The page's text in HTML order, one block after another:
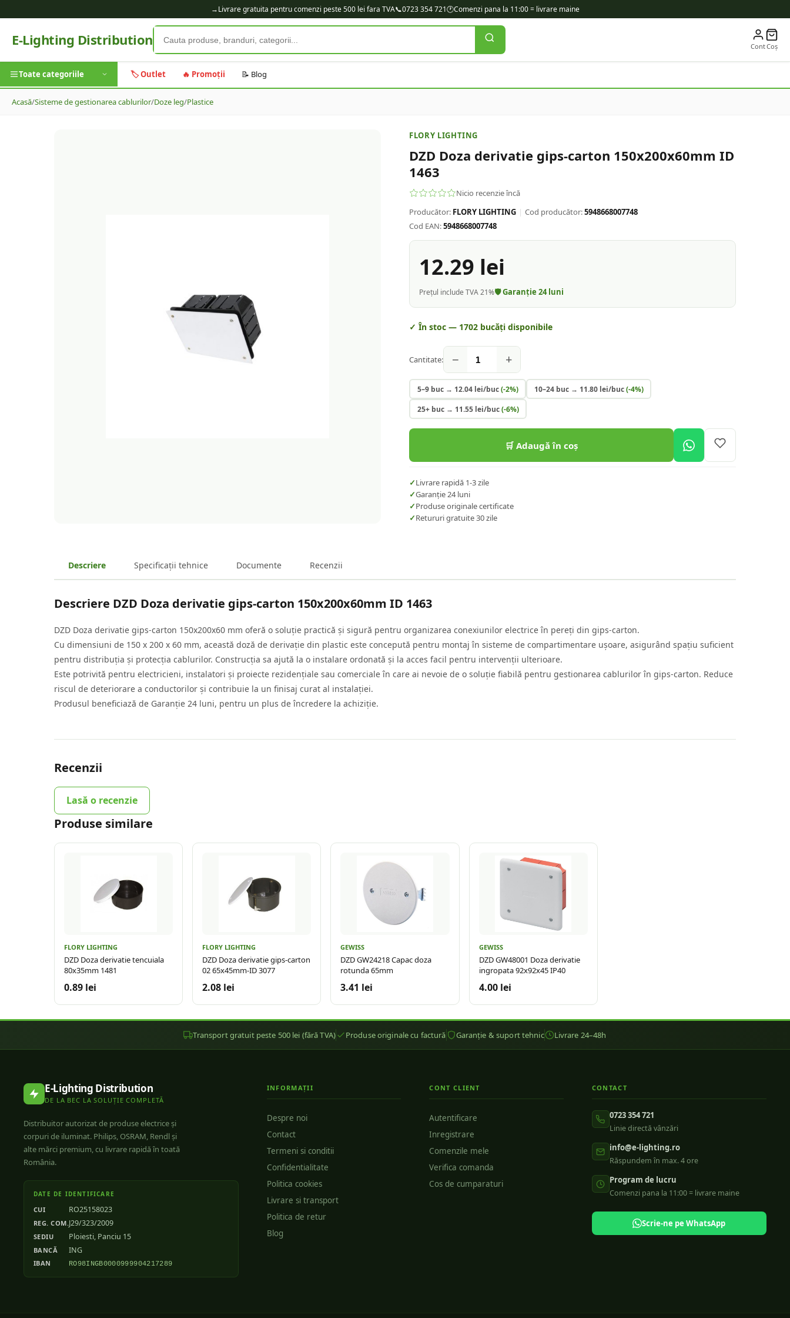
→Livrare gratuita pentru comenzi peste 500 lei fara TVA📞0723 354 721🕐Comenzi pana la 11:00 = livrare maine
E-Lighting Distribution ContCoș
Toate categoriile 🏷️ Outlet 🔥 Promoții 📝 Blog
Acasă/Sisteme de gestionarea cablurilor/Doze leg/Plastice
FLORY LIGHTING
DZD Doza derivatie gips-carton 150x200x60mm ID
1463
Nicio recenzie încă
Producător: FLORY LIGHTING | Cod producător:5948668007748
Cod EAN:5948668007748
12.29 lei
Prețul include TVA 21%🛡️ Garanție 24luni
✓ În stoc — 1702 bucăți disponibile
Cantitate: − +
5–9 buc→ 12.04lei/buc(-2%) 10–24 buc→ 11.80lei/buc(-4%)
25+ buc→ 11.55lei/buc(-6%)
🛒 Adaugă în coș
✓Livrare rapidă 1-3 zile
✓Garanție 24 luni
✓Produse originale certificate
✓Retururi gratuite 30 zile
Descriere Specificații tehnice Documente Recenzii
Descriere DZD Doza derivatie gips-carton 150x200x60mm ID 1463
DZD Doza derivatie gips-carton 150x200x60 mm oferă o soluție practică și sigură pentru organizarea conexiunilor electrice în pereți din gips-carton.
Cu dimensiuni de 150 x 200 x 60 mm, această doză de derivație din plastic este concepută pentru montaj în sisteme de compartimentare ușoare, asigurând spațiu suficient
pentru distribuția și protecția cablurilor. Construcția sa ajută la o instalare ordonată și la acces facil pentru intervenții ulterioare.
Este potrivită pentru electricieni, instalatori și proiecte rezidențiale sau comerciale în care ai nevoie de o soluție fiabilă pentru gestionarea cablurilor în gips-carton. Reduce
riscul de deteriorare a conductorilor și contribuie la un finisaj curat al instalației.
Produsul beneficiază de Garanție 24 luni, pentru un plus de încredere la achiziție.
Recenzii
Lasă o recenzie
Produse similare
FLORY LIGHTING
DZD Doza derivatie tencuiala
80x35mm 1481
0.89 lei
FLORY LIGHTING
DZD Doza derivatie gips-carton
02 65x45mm-ID 3077
2.08 lei
GEWISS
DZD GW24218 Capac doza
rotunda 65mm
3.41 lei
GEWISS
DZD GW48001 Doza derivatie
ingropata 92x92x45 IP40
4.00 lei
Transport gratuit peste 500 lei (fără TVA) Produse originale cu factură Garanție & suport tehnic Livrare 24–48h
E-Lighting Distribution
DE LA BEC LA SOLUȚIE COMPLETĂ
Distribuitor autorizat de produse electrice și
corpuri de iluminat. Philips, OSRAM, Rendl și
alte mărci premium, cu livrare rapidă în toată
România.
DATE DE IDENTIFICARE
CUI RO25158023
REG. COM.J29/323/2009
SEDIU Ploiesti, Panciu 15
BANCĂ ING
IBAN RO98INGB0000999904217289
INFORMAȚII
Despre noi
Contact
Termeni si conditii
Confidentialitate
Politica cookies
Livrare si transport
Politica de retur
Blog
CONT CLIENT
Autentificare
Inregistrare
Comenzile mele
Verifica comanda
Cos de cumparaturi
CONTACT
0723 354 721
Linie directă vânzări
info@e-lighting.ro
Răspundem în max. 4 ore
Program de lucru
Comenzi pana la 11:00 = livrare maine
Scrie-ne pe WhatsApp